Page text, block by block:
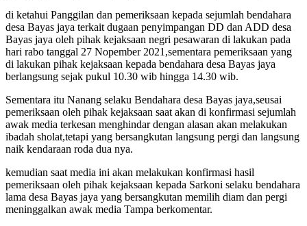
di ketahui Panggilan dan pemeriksaan kepada sejumlah bendahara
desa Bayas jaya terkait dugaan penyimpangan DD dan ADD desa
Bayas jaya oleh pihak kejaksaan negri pesawaran di lakukan pada
hari rabo tanggal 27 Nopember 2021,sementara pemeriksaan yang
di lakukan pihak kejaksaan kepada bendahara desa Bayas jaya
berlangsung sejak pukul 10.30 wib hingga 14.30 wib.
Sementara itu Nanang selaku Bendahara desa Bayas jaya,seusai
pemeriksaan oleh pihak kejaksaan saat akan di konfirmasi sejumlah
awak media terkesan menghindar dengan alasan akan melakukan
ibadah sholat,tetapi yang bersangkutan langsung pergi dan langsung
naik kendaraan roda dua nya.
kemudian saat media ini akan melakukan konfirmasi hasil
pemeriksaan oleh pihak kejaksaan kepada Sarkoni selaku bendahara
lama desa Bayas jaya yang bersangkutan memilih diam dan pergi
meninggalkan awak media Tampa berkomentar.